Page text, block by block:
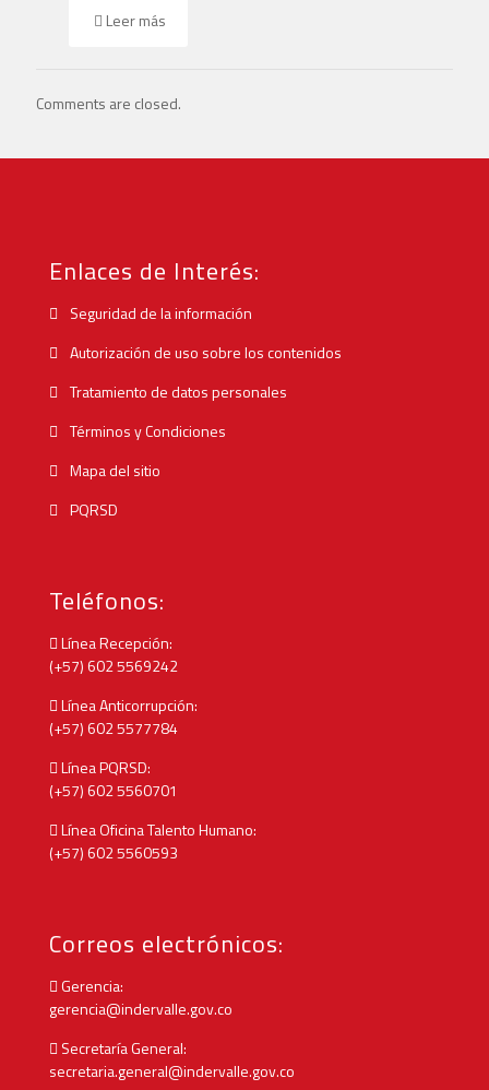
Leer más
Comments are closed.
Enlaces de Interés:
Seguridad de la información
Autorización de uso sobre los contenidos
Tratamiento de datos personales
Términos y Condiciones
Mapa del sitio
PQRSD
Teléfonos:
Línea Recepción:
(+57) 602 5569242
Línea Anticorrupción:
(+57) 602 5577784
Línea PQRSD:
(+57) 602 5560701
Línea Oficina Talento Humano:
(+57) 602 5560593
Correos electrónicos:
Gerencia:
gerencia@indervalle.gov.co
Secretaría General:
secretaria.general@indervalle.gov.co